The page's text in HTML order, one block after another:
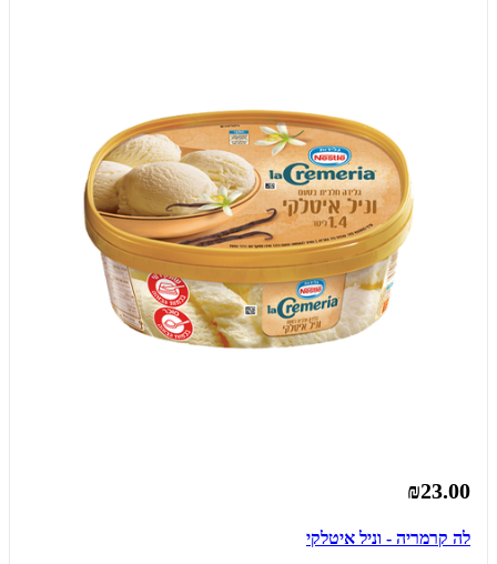
₪23.00
לה קרמריה - וניל איטלקי